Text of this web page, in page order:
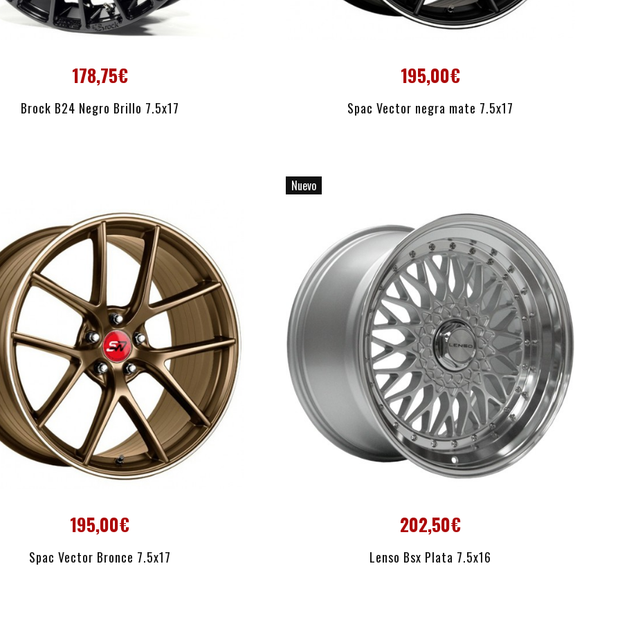
178,75€
Brock B24 Negro Brillo 7.5x17
AÑADIR AL CARRITO
195,00€
Spac Vector negra mate 7.5x17
AÑADIR AL CARRITO
195,00€
Spac Vector Bronce 7.5x17
AÑADIR AL CARRITO
Nuevo
202,50€
Lenso Bsx Plata 7.5x16
AÑADIR AL CARRITO